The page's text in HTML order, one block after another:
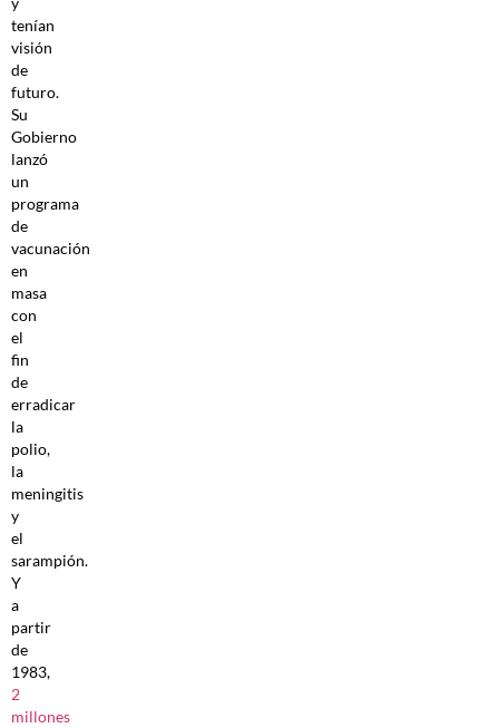
tenían
visión
de
futuro.
Su
Gobierno
lanzó
un
programa
de
vacunación
en
masa
con
el
fin
de
erradicar
la
polio,
la
meningitis
y
el
sarampión.
Y
a
partir
de
1983,
2
millones